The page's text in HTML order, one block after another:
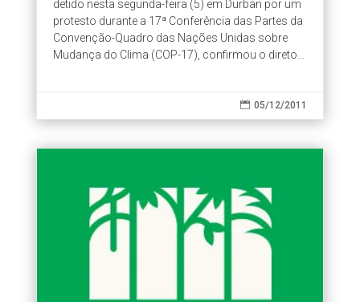
detido nesta segunda-feira (5) em Durban por um
protesto durante a 17ª Conferência das Partes da
Convenção-Quadro das Nações Unidas sobre
Mudança do Clima (COP-17), confirmou o diretor-
 05/12/2011